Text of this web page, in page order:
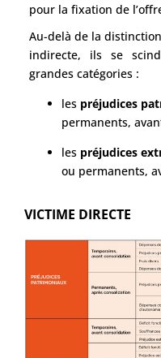
pour la fixation de
Au-delà de la
indirecte, ils se
grandes catégories :
les préjudices
permanents,
les préjudices
ou permanents,
VICTIME DIRECTE